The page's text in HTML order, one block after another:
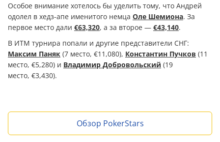
Особое внимание хотелось бы уделить тому, что Андрей
одолел в хедз-апе именитого немца Оле Шемиона. За
первое место дали €63,320, а за второе — €43,140.
В ИТМ турнира попали и другие представители СНГ:
Максим Паняк (7 место, €11,080), Константин Пучков (11
место, €5,280) и Владимир Добровольский (19
место, €3,430).
Обзор PokerStars